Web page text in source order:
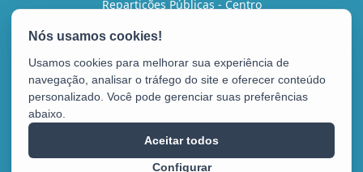
Repartições Públicas - Centro
Tel.: (27) 3636-5454 (RH)
Usamos cookies para melhorar sua experiência de
navegação, analisar o tráfego do site e oferecer conteúdo
personalizado. Você pode gerenciar suas preferências
abaixo.
Configurar
Aceitar todos